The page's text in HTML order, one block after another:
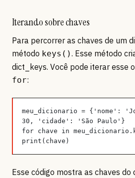
Iterando sobre chaves
Para percorrer as chaves de um
método keys(). Esse método
dict_keys. Você pode iterar esse
for:
meu_dicionario = {'nome':
30, 'cidade': 'São Paulo'}
for chave in
print(chave)
Esse código mostra as chaves do